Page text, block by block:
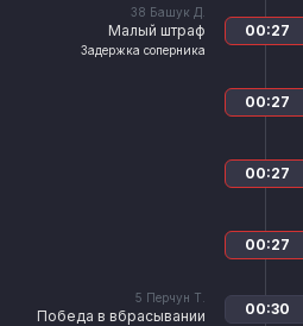
38 Башук Д.
Малый штраф
Задержка соперника
00:27
00:27
00:27
00:27
5 Перчун Т.
Победа в вбрасывании 00:30